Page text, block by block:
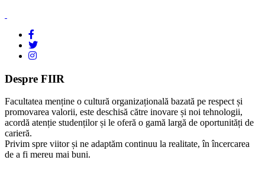
Despre FIIR
Facultatea menține o cultură organizațională bazată pe respect și
promovarea valorii, este deschisă către inovare și noi tehnologii,
acordă atenție studenților și le oferă o gamă largă de oportunități de
carieră.
Privim spre viitor și ne adaptăm continuu la realitate, în încercarea
de a fi mereu mai buni.